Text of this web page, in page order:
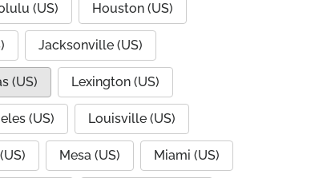
(US) Houston (US)
Jacksonville (US)
(US) Lexington (US)
(US) Louisville (US)
Mesa (US) Miami (US)